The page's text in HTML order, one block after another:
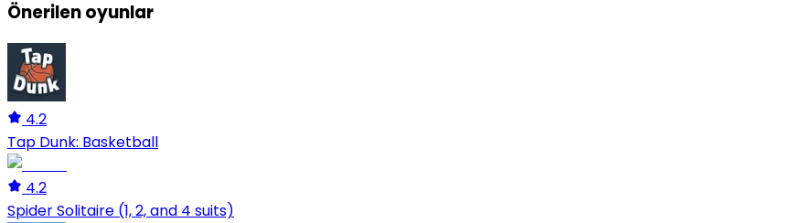
Önerilen oyunlar
4.2
Tap Dunk: Basketball
4.2
Spider Solitaire (1, 2, and 4 suits)